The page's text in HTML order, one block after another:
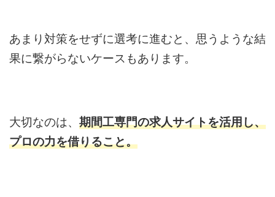
あまり対策をせずに選考に進むと、思うような結
果に繋がらないケースもあります。
大切なのは、 期間工専門の求人サイトを活用し、
プロの力を借りること。